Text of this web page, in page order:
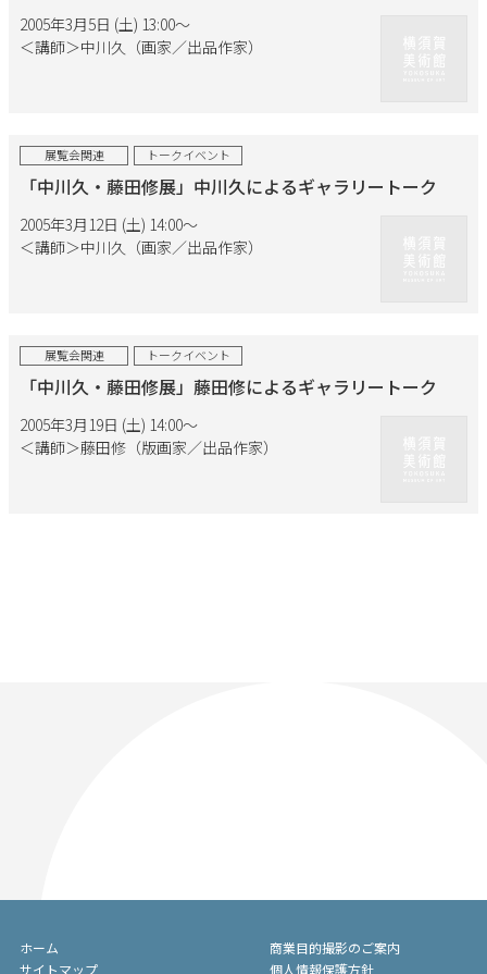
2005年3月5日 (土) 13:00〜
＜講師＞中川久（画家／出品作家）
展覧会関連 トークイベント
「中川久・藤田修展」中川久によるギャラリートーク
2005年3月12日 (土) 14:00〜
＜講師＞中川久（画家／出品作家）
展覧会関連 トークイベント
「中川久・藤田修展」藤田修によるギャラリートーク
2005年3月19日 (土) 14:00〜
＜講師＞藤田修（版画家／出品作家）
ホーム
サイトマップ
商業目的撮影のご案内
個人情報保護方針